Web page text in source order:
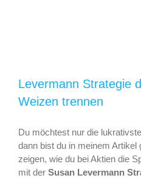
Levermann Strategie
Weizen trennen
Du möchtest nur die
dann bist du in meinem Artikel
zeigen, wie du bei Aktien die
mit der Susan Levermann